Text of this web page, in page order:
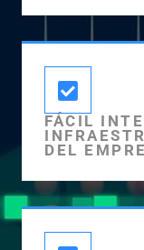
FÁCIL
DEL